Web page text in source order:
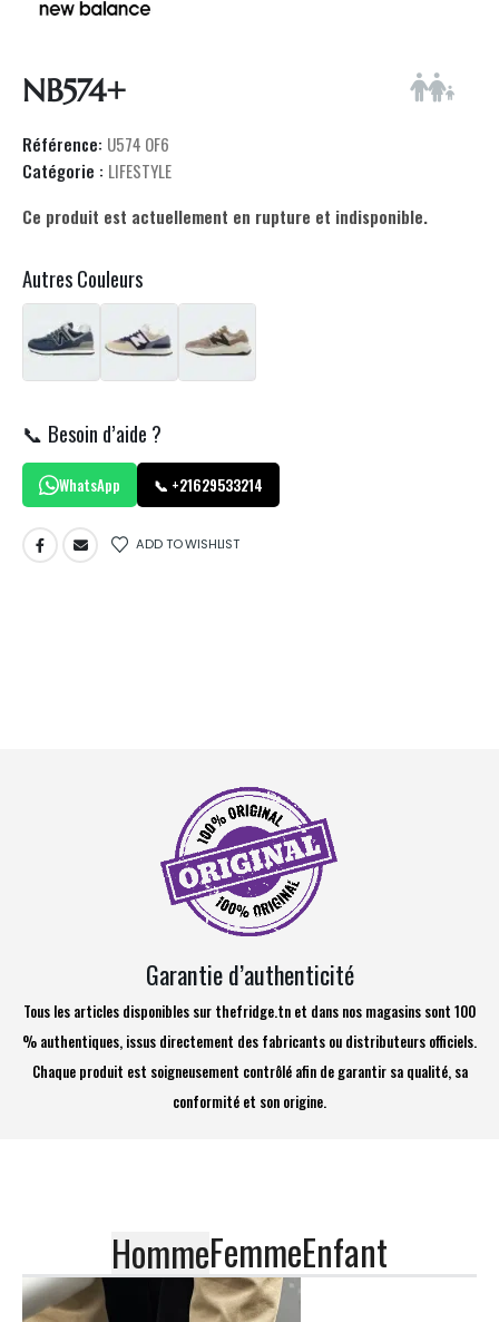
NB574+
Référence: U574 OF6
Catégorie : LIFESTYLE
Ce produit est actuellement en rupture et indisponible.
Autres Couleurs
📞 Besoin d’aide ?
WhatsApp 📞 +21629533214
ADD TO WISHLIST
Garantie d’authenticité
Tous les articles disponibles sur thefridge.tn et dans nos magasins sont 100
% authentiques, issus directement des fabricants ou distributeurs officiels.
Chaque produit est soigneusement contrôlé afin de garantir sa qualité, sa
conformité et son origine.
HommeFemmeEnfant